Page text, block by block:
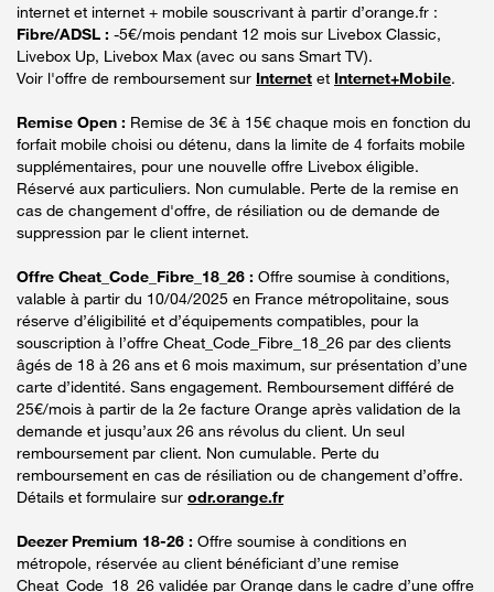
internet et internet + mobile souscrivant à partir d’orange.fr :
Fibre/ADSL : -5€/mois pendant 12 mois sur Livebox Classic,
Livebox Up, Livebox Max (avec ou sans Smart TV).
Voir l'offre de remboursement sur Internet et Internet+Mobile.
Remise Open : Remise de 3€ à 15€ chaque mois en fonction du
forfait mobile choisi ou détenu, dans la limite de 4 forfaits mobile
supplémentaires, pour une nouvelle offre Livebox éligible.
Réservé aux particuliers. Non cumulable. Perte de la remise en
cas de changement d'offre, de résiliation ou de demande de
suppression par le client internet.
Offre Cheat_Code_Fibre_18_26 : Offre soumise à conditions,
valable à partir du 10/04/2025 en France métropolitaine, sous
réserve d’éligibilité et d’équipements compatibles, pour la
souscription à l’offre Cheat_Code_Fibre_18_26 par des clients
âgés de 18 à 26 ans et 6 mois maximum, sur présentation d’une
carte d’identité. Sans engagement. Remboursement différé de
25€/mois à partir de la 2e facture Orange après validation de la
demande et jusqu’aux 26 ans révolus du client. Un seul
remboursement par client. Non cumulable. Perte du
remboursement en cas de résiliation ou de changement d’offre.
Détails et formulaire sur odr.orange.fr
Deezer Premium 18-26 : Offre soumise à conditions en
métropole, réservée au client bénéficiant d’une remise
Cheat_Code_18_26 validée par Orange dans le cadre d’une offre